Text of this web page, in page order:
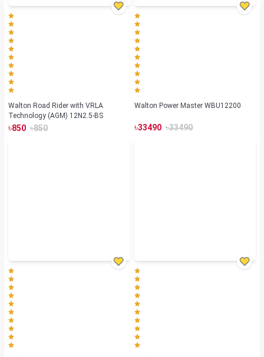
Walton Road Rider with VRLA
Technology (AGM) 12N2.5-BS
৳850 ৳850
Walton Power Master WBU12200
৳33490 ৳33490